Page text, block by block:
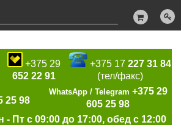
+375 29
652 22 91
+375 17227 31 84
(тел/факс)
25 98
WhatsApp / Telegram +375 29
605 25 98
- Пт с 09:00 до 17:00, обед с 12:00